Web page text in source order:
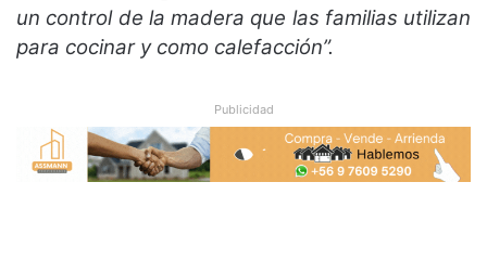
un control de la madera que las familias utilizan
para cocinar y como calefacción”.
Publicidad